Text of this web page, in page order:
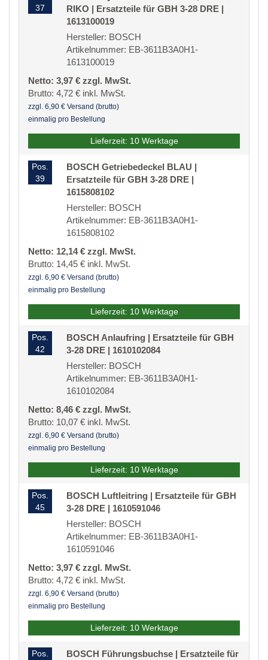
37
RIKO | Ersatzteile für GBH 3-28 DRE |
1613100019
Hersteller: BOSCH
Artikelnummer: EB-3611B3A0H1-
1613100019
Netto: 3,97 € zzgl. MwSt.
Brutto: 4,72 € inkl. MwSt.
zzgl. 6,90 € Versand (brutto)
einmalig pro Bestellung
Lieferzeit: 10 Werktage
Pos.
39
BOSCH Getriebedeckel BLAU |
Ersatzteile für GBH 3-28 DRE |
1615808102
Hersteller: BOSCH
Artikelnummer: EB-3611B3A0H1-
1615808102
Netto: 12,14 € zzgl. MwSt.
Brutto: 14,45 € inkl. MwSt.
zzgl. 6,90 € Versand (brutto)
einmalig pro Bestellung
Lieferzeit: 10 Werktage
Pos.
42
BOSCH Anlaufring | Ersatzteile für GBH
3-28 DRE | 1610102084
Hersteller: BOSCH
Artikelnummer: EB-3611B3A0H1-
1610102084
Netto: 8,46 € zzgl. MwSt.
Brutto: 10,07 € inkl. MwSt.
zzgl. 6,90 € Versand (brutto)
einmalig pro Bestellung
Lieferzeit: 10 Werktage
Pos.
45
BOSCH Luftleitring | Ersatzteile für GBH
3-28 DRE | 1610591046
Hersteller: BOSCH
Artikelnummer: EB-3611B3A0H1-
1610591046
Netto: 3,97 € zzgl. MwSt.
Brutto: 4,72 € inkl. MwSt.
zzgl. 6,90 € Versand (brutto)
einmalig pro Bestellung
Lieferzeit: 10 Werktage
Pos.
BOSCH Führungsbuchse | Ersatzteile für